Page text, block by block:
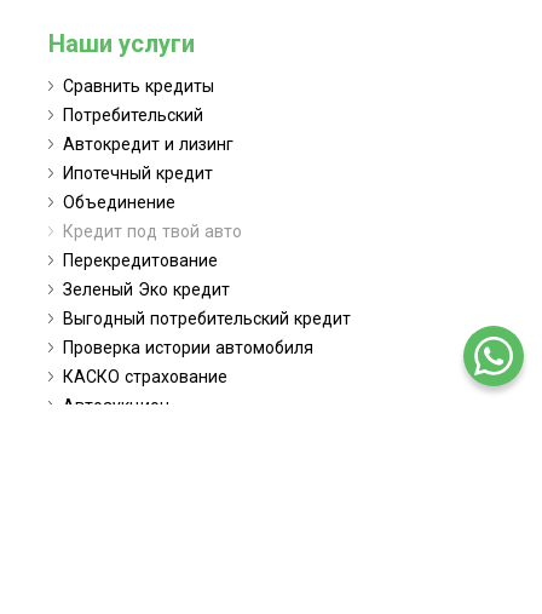
Наши услуги
Сравнить кредиты
Потребительский
Автокредит и лизинг
Ипотечный кредит
Объединение
Кредит под твой авто
Перекредитование
Зеленый Эко кредит
Выгодный потребительский кредит
Проверка истории автомобиля
КАСКО страхование
Автоаукцион